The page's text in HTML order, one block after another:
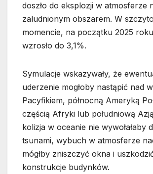
doszło do eksplozji w atmosferze
zaludnionym obszarem. W
momencie, na początku 2025
wzrosło do 3,1%.
Symulacje wskazywały, że
uderzenie mogłoby nastąpić nad
Pacyfikiem, północną Ameryką
częścią Afryki lub południową
kolizja w oceanie nie wywołałaby
tsunami, wybuch w atmosferze
mógłby zniszczyć okna i
konstrukcje budynków.